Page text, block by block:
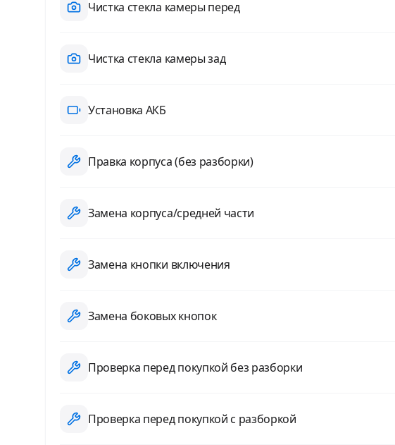
Чистка стекла камеры перед
Чистка стекла камеры зад
Установка АКБ
Правка корпуса (без разборки)
Замена корпуса/средней части
Замена кнопки включения
Замена боковых кнопок
Проверка перед покупкой без разборки
Проверка перед покупкой с разборкой